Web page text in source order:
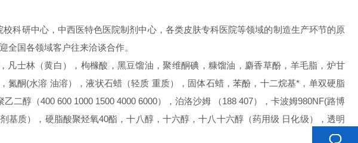
科研中心，中西医特色医院制剂中心，各类皮肤专科医院等领域的制造生产环节的原
国各领域客户往来洽谈合作。
士林（黄白），枸橼酸，黑豆馏油，聚维酮碘，糠馏油，麝香草酚，羊毛脂，炉甘
氮酮(水溶 油溶），液状石蜡（轻质 重质），固体石蜡，苯酚，十二烷基*，单双硬脂
二醇（400 600 1000 1500 4000 6000），泊洛沙姆 （188 407），卡波姆980NF(路博
质），硬脂酸聚烃氧40酯，十八醇，十六醇，十八十六醇（药用级 日化级），透明